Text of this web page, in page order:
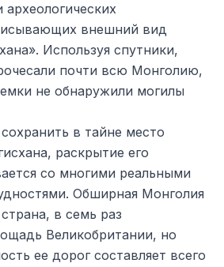
археологических
внешний вид
Используя спутники,
почти всю Монголию,
не обнаружили могилы
в тайне место
раскрытие его
со многими реальными
Обширная Монголия
в семь раз
Великобритании, но
ее дорог составляет всего